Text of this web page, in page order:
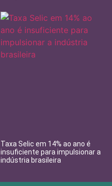
Taxa Selic em 14% ao ano é
insuficiente para impulsionar a
indústria brasileira